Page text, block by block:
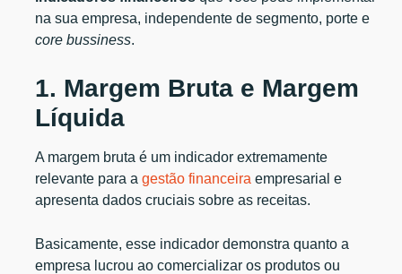
na sua empresa, independente de segmento, porte e
core bussiness.
1. Margem Bruta e Margem
Líquida
A margem bruta é um indicador extremamente
relevante para agestão financeira empresarial e
apresenta dados cruciais sobre as receitas.
Basicamente, esse indicador demonstra quanto a
empresa lucrou ao comercializar os produtos ou